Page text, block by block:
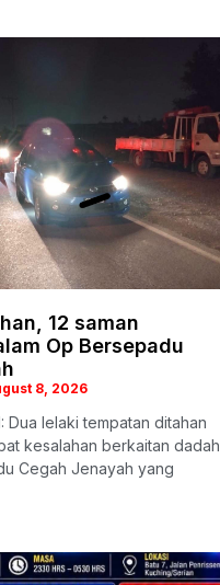
12 saman
Op Bersepadu
8, 2026
Dua lelaki tempatan ditahan
kesalahan berkaitan dadah
Cegah Jenayah yang